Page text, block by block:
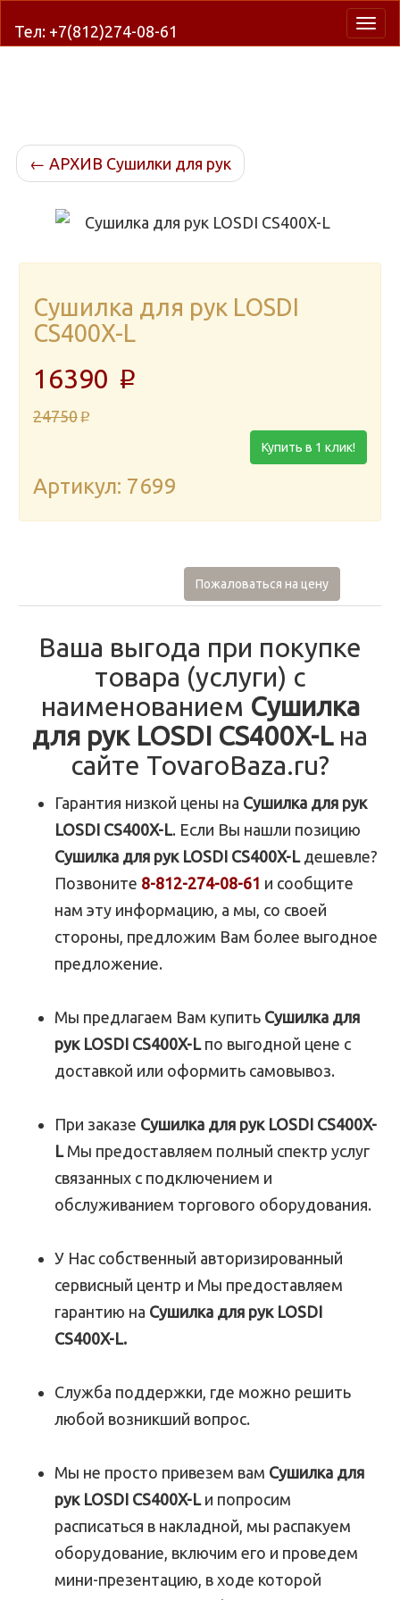
Тел: +7(812)274-08-61
← АРХИВ Сушилки для рук
Сушилка для рук LOSDI
CS400X-L
16390 p
24750 p
Купить в 1 клик!
Артикул: 7699
Пожаловаться на цену
Ваша выгода при покупке
товара (услуги) с
наименованием Сушилка
для рук LOSDI CS400X-Lна
сайте TovaroBaza.ru?
Гарантия низкой цены на Сушилка для рук
LOSDI CS400X-L. Если Вы нашли позицию
Сушилка для рук LOSDI CS400X-Lдешевле?
Позвоните 8-812-274-08-61 и сообщите
нам эту информацию, а мы, со своей
стороны, предложим Вам более выгодное
предложение.
Мы предлагаем Вам купить Сушилка для
рук LOSDI CS400X-Lпо выгодной цене с
доставкой или оформить самовывоз.
При заказе Сушилка для рук LOSDI CS400X-
LМы предоставляем полный спектр услуг
связанных с подключением и
обслуживанием торгового оборудования.
У Нас собственный авторизированный
сервисный центр и Мы предоставляем
гарантию на Сушилка для рук LOSDI
CS400X-L.
Служба поддержки, где можно решить
любой возникший вопрос.
Мы не просто привезем вам Сушилка для
рук LOSDI CS400X-Lи попросим
расписаться в накладной, мы распакуем
оборудование, включим его и проведем
мини-презентацию, в ходе которой